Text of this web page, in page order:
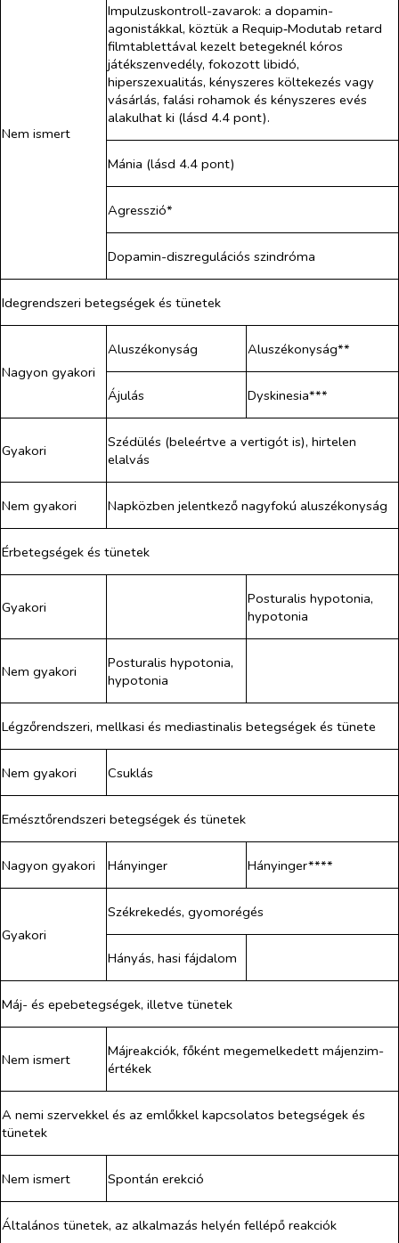
Nem ismert
Impulzuskontroll-zavarok: a dopamin-
agonistákkal, köztük a Requip‑Modutab retard
filmtablettával kezelt betegeknél kóros
játékszenvedély, fokozott libidó,
hiperszexualitás, kényszeres költekezés vagy
vásárlás, falási rohamok és kényszeres evés
alakulhat ki (lásd 4.4 pont).
Mánia (lásd 4.4 pont)
Agresszió*
Dopamin-diszregulációs szindróma
Idegrendszeri betegségek és tünetek
Nagyon gyakori
Aluszékonyság Aluszékonyság**
Ájulás Dyskinesia***
Gyakori
Szédülés (beleértve a vertigót is), hirtelen
elalvás
Nem gyakori Napközben jelentkező nagyfokú aluszékonyság
Érbetegségek és tünetek
Gyakori
Posturalis hypotonia,
hypotonia
Nem gyakori
Posturalis hypotonia,
hypotonia
Légzőrendszeri, mellkasi és mediastinalis betegségek és tünete
Nem gyakori Csuklás
Emésztőrendszeri betegségek és tünetek
Nagyon gyakori Hányinger Hányinger****
Gyakori
Székrekedés, gyomorégés
Hányás, hasi fájdalom
Máj- és epebetegségek, illetve tünetek
Nem ismert
Májreakciók, főként megemelkedett májenzim-
értékek
A nemi szervekkel és az emlőkkel kapcsolatos betegségek és
tünetek
Nem ismert Spontán erekció
Általános tünetek, az alkalmazás helyén fellépő reakciók